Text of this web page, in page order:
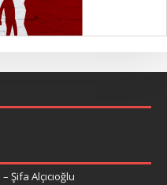
Şifa Alçıcıoğlu